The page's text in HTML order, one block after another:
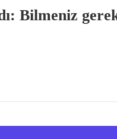
Bilmeniz